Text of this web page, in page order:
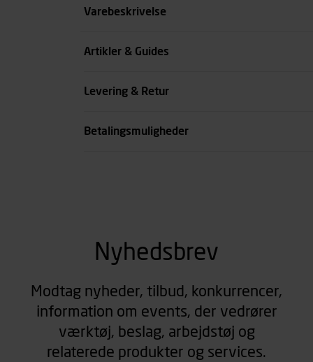
Størrelse
Varebeskrivelse
Artikler & Guides
Levering & Retur
Betalingsmuligheder
Nyhedsbrev
Modtag nyheder, tilbud, konkurrencer,
information om events, der vedrører
værktøj, beslag, arbejdstøj og
relaterede produkter og services.